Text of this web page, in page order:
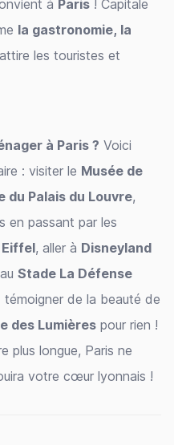
à Paris ! Capitale
la gastronomie, la
les touristes et
à Paris ? Voici
: visiter le Musée de
du Palais du Louvre,
en passant par les
, aller à Disneyland
Stade La Défense
témoigner de la beauté de
des Lumières pour rien !
plus longue, Paris ne
votre cœur lyonnais !